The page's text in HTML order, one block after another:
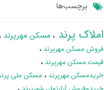
برچسب‌ها
املاک پرند مسکن مهرپرند
فروش مسکن مهرپرند
قیمت مسکن مهرپرند
خریدمسکن مهرپرند
مسکن ملی